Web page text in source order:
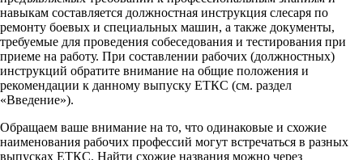
навыкам составляется должностная инструкция слесаря по
ремонту боевых и специальных машин, а также документы,
требуемые для проведения собеседования и тестирования при
приеме на работу. При составлении рабочих (должностных)
инструкций обратите внимание на общие положения и
рекомендации к данному выпуску ЕТКС (см. раздел
«Введение»).
Обращаем ваше внимание на то, что одинаковые и схожие
наименования рабочих профессий могут встречаться в разных
выпусках ЕТКС. Найти схожие названия можно через